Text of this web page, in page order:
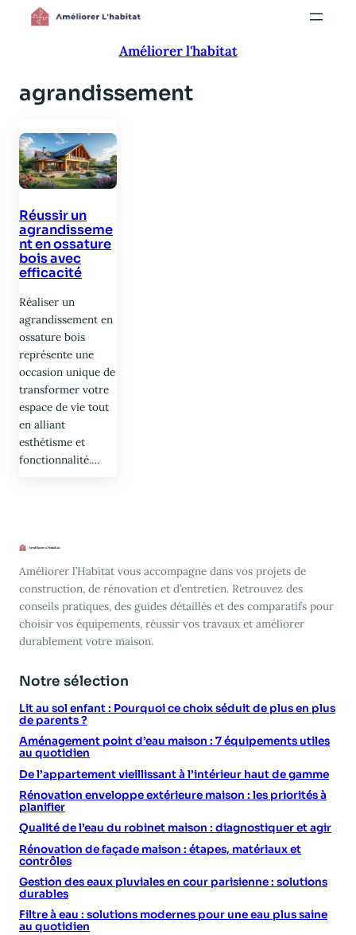
Aller
Améliorer l'habitat
agrandissement
Réussir un
agrandisseme
nt en ossature
bois avec
efficacité
Réaliser un
agrandissement en
ossature bois
représente une
occasion unique de
transformer votre
espace de vie tout
en alliant
esthétisme et
fonctionnalité.…
Améliorer l’Habitat vous accompagne dans vos projets de
construction, de rénovation et d’entretien. Retrouvez des
conseils pratiques, des guides détaillés et des comparatifs pour
choisir vos équipements, réussir vos travaux et améliorer
durablement votre maison.
Notre sélection
Lit au sol enfant : Pourquoi ce choix séduit de plus en plus
de parents ?
Aménagement point d’eau maison : 7 équipements utiles
au quotidien
De l’appartement vieillissant à l’intérieur haut de gamme
Rénovation enveloppe extérieure maison : les priorités à
planifier
Qualité de l’eau du robinet maison : diagnostiquer et agir
Rénovation de façade maison : étapes, matériaux et
contrôles
Gestion des eaux pluviales en cour parisienne : solutions
durables
Filtre à eau : solutions modernes pour une eau plus saine
au quotidien